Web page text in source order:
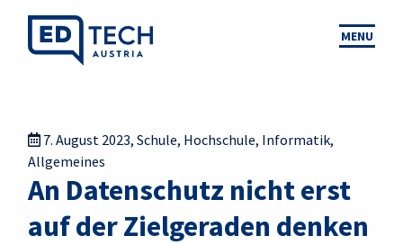
MENU
7. August 2023, Schule, Hochschule, Informatik,
Allgemeines
An Datenschutz nicht erst
auf der Zielgeraden denken